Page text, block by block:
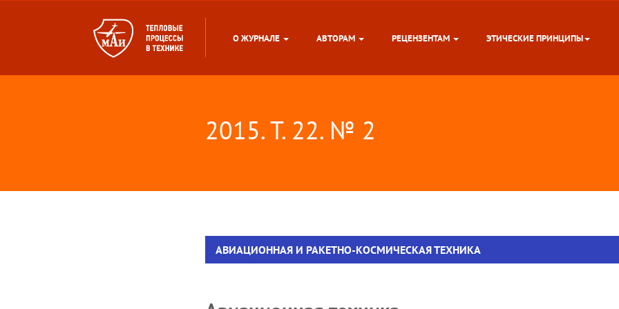
О ЖУРНАЛЕ АВТОРАМ РЕЦЕНЗЕНТАМ ЭТИЧЕСКИЕ ПРИНЦИПЫ
2015. Т. 22. № 2
АВИАЦИОННАЯ И РАКЕТНО-КОСМИЧЕСКАЯ ТЕХНИКА